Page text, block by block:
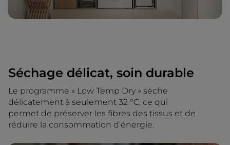
Séchage délicat, soin durable
Le programme « Low Temp Dry » sèche
délicatement à seulement 32 °C, ce qui
permet de préserver les fibres des tissus et de
réduire la consommation d'énergie.